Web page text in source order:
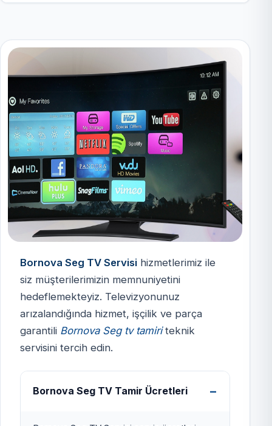
BORNOVA SEG TV
SERVİSİ
izmirtelevizyon.com.tr
Bornova Seg TV Servisi hizmetlerimiz ile
siz müşterilerimizin memnuniyetini
hedeflemekteyiz. Televizyonunuz
arızalandığında hizmet, işçilik ve parça
garantili Bornova Seg tv tamiriteknik
servisini tercih edin.
Bornova Seg TV Tamir Ücretleri